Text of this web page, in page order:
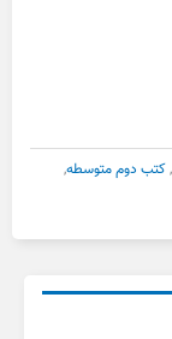
,کتب دوم متوسطه,